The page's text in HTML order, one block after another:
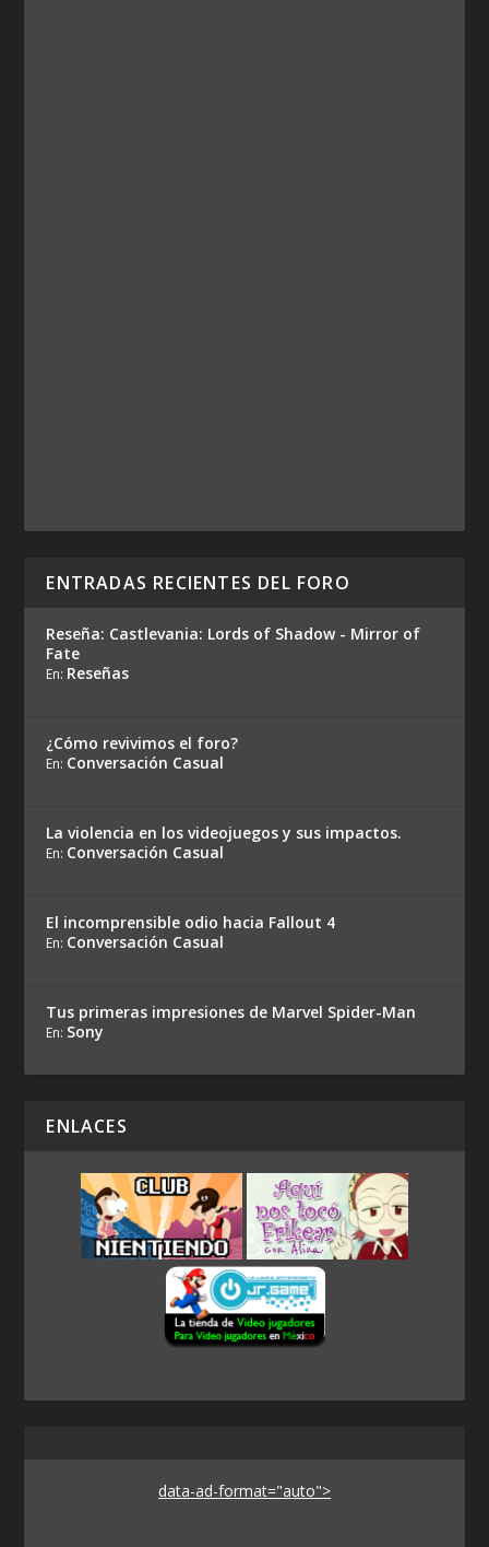
ENTRADAS RECIENTES DEL FORO
Reseña: Castlevania: Lords of Shadow - Mirror of
Fate
En: Reseñas
¿Cómo revivimos el foro?
En: Conversación Casual
La violencia en los videojuegos y sus impactos.
En: Conversación Casual
El incomprensible odio hacia Fallout 4
En: Conversación Casual
Tus primeras impresiones de Marvel Spider-Man
En: Sony
ENLACES
data-ad-format="auto">